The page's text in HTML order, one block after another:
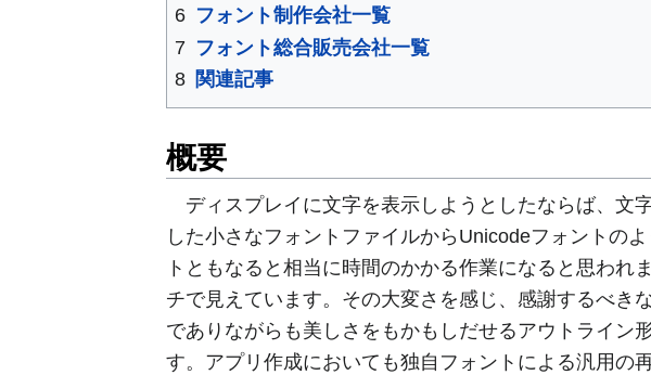
6 フォント制作会社一覧
7 フォント総合販売会社一覧
8 関連記事
概要
ディスプレイに文字を表示しようとしたならば、文
した小さなフォントファイルからUnicodeフォントの
トともなると相当に時間のかかる作業になると思わ
チで見えています。その大変さを感じ、感謝するべき
でありながらも美しさをもかもしだせるアウトライン
す。アプリ作成においても独自フォントによる汎用の